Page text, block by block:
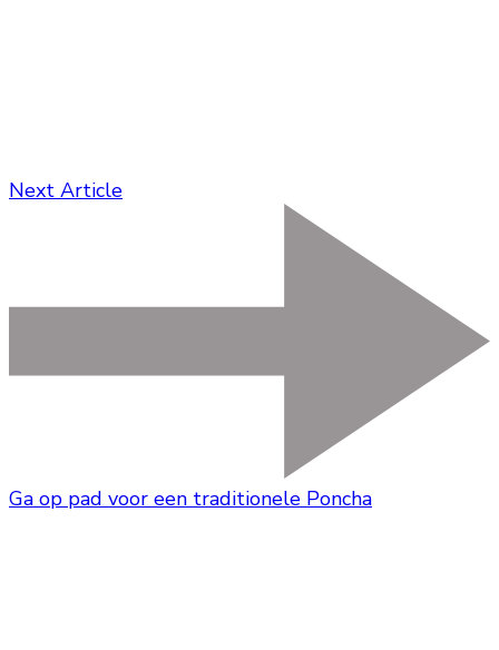
Next Article
Ga op pad voor een traditionele Poncha